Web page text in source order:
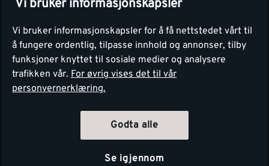
Montér
Vi bruker informasjonskapsler
Vi bruker informasjonskapsler for å få nettstedet vårt til
å fungere ordentlig, tilpasse innhold og annonser, tilby
funksjoner knyttet til sosiale medier og analysere
trafikken vår. For øvrig vises det til vår
personvernerklæring.
Godta alle
Se igjennom